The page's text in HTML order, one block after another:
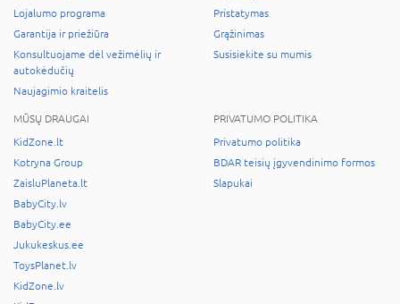
Lojalumo programa
Garantija ir priežiūra
Konsultuojame dėl vežimėlių ir
autokėdučių
Naujagimio kraitelis
Pristatymas
Grąžinimas
Susisiekite su mumis
MŪSŲ DRAUGAI
KidZone.lt
Kotryna Group
ZaisluPlaneta.lt
BabyCity.lv
BabyCity.ee
Jukukeskus.ee
ToysPlanet.lv
KidZone.lv
PRIVATUMO POLITIKA
Privatumo politika
BDAR teisių įgyvendinimo formos
Slapukai